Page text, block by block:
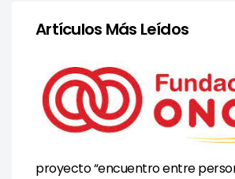
Artículos Más Leídos
proyecto “encuentro entre